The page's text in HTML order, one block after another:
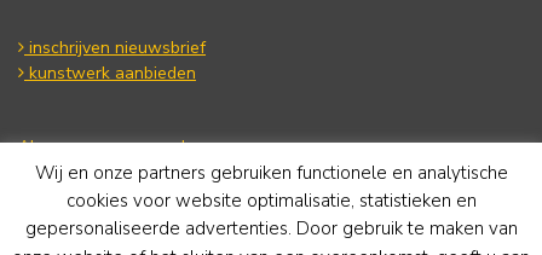
inschrijven nieuwsbrief
kunstwerk aanbieden
Algemene voorwaarden
Privacy statement
Cookie Policy
Disclaimer
Wij en onze partners gebruiken functionele en analytische
cookies voor website optimalisatie, statistieken en
gepersonaliseerde advertenties. Door gebruik te maken van